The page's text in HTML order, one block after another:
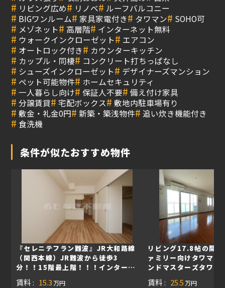
# リビング広め# リノベ# ルーフバルコニー
# BIGワンルーム# 家具家電付き# タワマン# SOHO可
# メゾネット# 高層階# インターネット無料
# ウォークインクローゼット# エアコン
# オートロック付き# カウンターキッチン
# カップル・同棲# コンクリート打ちっぱなし
# シューズインクローゼット# デザイナーズマンション
# ペット可能物件# ホームセキュリティ
# 一人暮らし向け# 保証人不要# 備え付け家具
# 分譲賃貸# 宅配ボックス# 敷地内駐車場有り
# 敷金・礼金0円# 新築・築浅物件# 追い炊き機能付き
# 食洗機
条件が似たおすすめ物件
『セレニテフラン難波』JR大和路線
（関西本線）JR難波から徒歩3
分！！15階最上階！！！インターネ
ット無料✨
賃料 : 15.3 万円
リビング17.8帖の開
ァミリー向けタワマン
ンドマスターズタワー
賃料 : 25.5 万円